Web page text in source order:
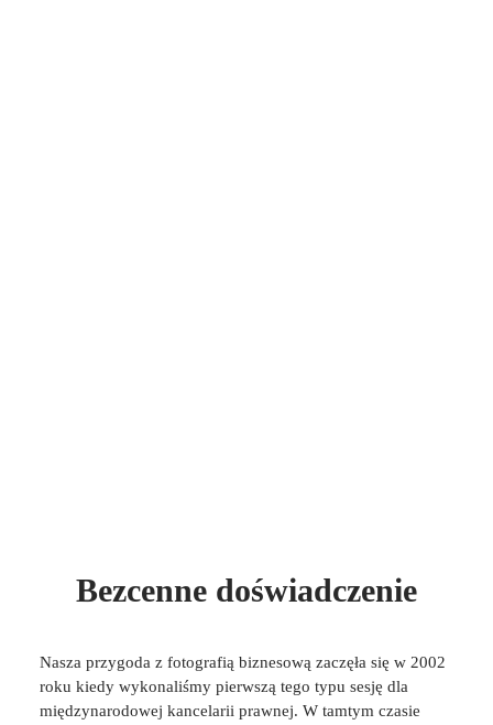
Bezcenne doświadczenie
Nasza przygoda z fotografią biznesową zaczęła się w 2002
roku kiedy wykonaliśmy pierwszą tego typu sesję dla
międzynarodowej kancelarii prawnej. W tamtym czasie